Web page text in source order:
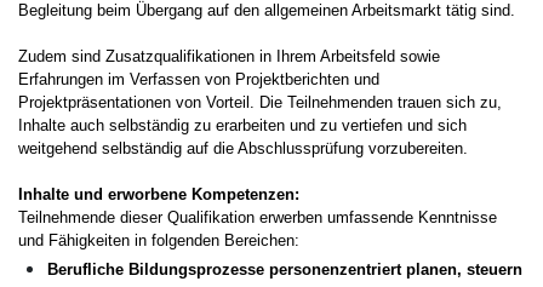
Begleitung beim Übergang auf den allgemeinen Arbeitsmarkt tätig sind.
Zudem sind Zusatzqualifikationen in Ihrem Arbeitsfeld sowie
Erfahrungen im Verfassen von Projektberichten und
Projektpräsentationen von Vorteil. Die Teilnehmenden trauen sich zu,
Inhalte auch selbständig zu erarbeiten und zu vertiefen und sich
weitgehend selbständig auf die Abschlussprüfung vorzubereiten.
Inhalte und erworbene Kompetenzen:
Teilnehmende dieser Qualifikation erwerben umfassende Kenntnisse
und Fähigkeiten in folgenden Bereichen:
Berufliche Bildungsprozesse personenzentriert planen, steuern